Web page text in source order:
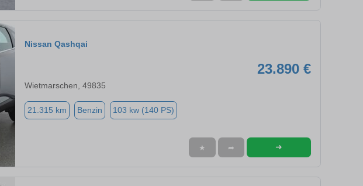
Nissan Qashqai
23.890 €
Wietmarschen, 49835
21.315 km Benzin 103 kw (140 PS)
★ ➦ ➜